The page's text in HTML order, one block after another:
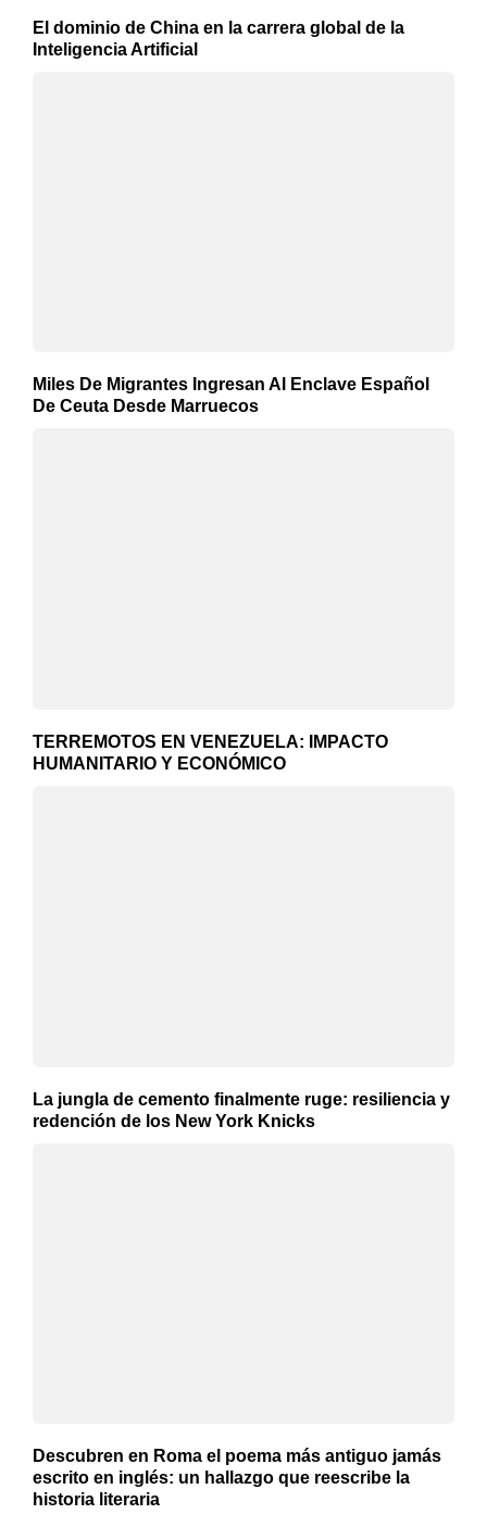
El dominio de China en la carrera global de la
Inteligencia Artificial
Miles De Migrantes Ingresan Al Enclave Español
De Ceuta Desde Marruecos
TERREMOTOS EN VENEZUELA: IMPACTO
HUMANITARIO Y ECONÓMICO
La jungla de cemento finalmente ruge: resiliencia y
redención de los New York Knicks
Descubren en Roma el poema más antiguo jamás
escrito en inglés: un hallazgo que reescribe la
historia literaria